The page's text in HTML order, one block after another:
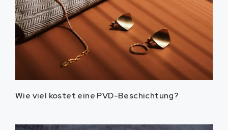
Wie viel kostet eine PVD-Beschichtung?